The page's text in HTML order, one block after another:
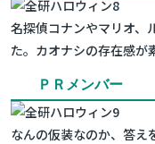
名探偵コナンやマリオ、
た。カオナシの存在感が
ＰＲメンバー
なんの仮装なのか、答え